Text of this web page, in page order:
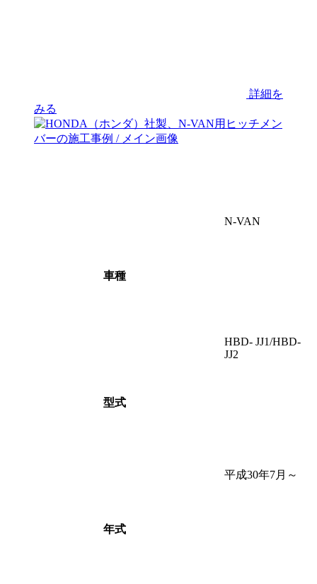
詳細を
みる
車種
N-VAN
型式
HBD- JJ1/HBD-
JJ2
年式
平成30年7月～